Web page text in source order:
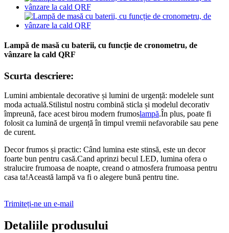
Lampă de masă cu baterii, cu funcție de cronometru, de
vânzare la cald QRF
Scurta descriere:
Lumini ambientale decorative și lumini de urgență: modelele sunt
moda actuală.Stilistul nostru combină sticla și modelul decorativ
împreună, face acest birou modern frumoslampă.În plus, poate fi
folosit ca lumină de urgență în timpul vremii nefavorabile sau pene
de curent.
Decor frumos și practic: Când lumina este stinsă, este un decor
foarte bun pentru casă.Cand aprinzi becul LED, lumina ofera o
stralucire frumoasa de noapte, creand o atmosfera frumoasa pentru
casa ta!Această lampă va fi o alegere bună pentru tine.
Trimiteți-ne un e-mail
Detaliile produsului